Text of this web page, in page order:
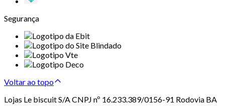
Segurança
Voltar ao topo
Lojas Le biscuit S/A CNPJ nº 16.233.389/0156-91 Rodovia BA